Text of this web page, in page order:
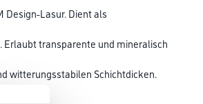
Design-Lasur. Dient als
transparente und mineralisch
witterungsstabilen Schichtdicken.